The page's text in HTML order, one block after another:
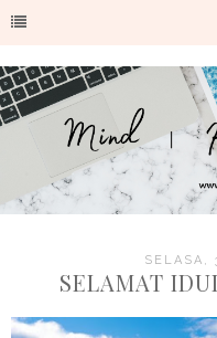
SELASA,
SELAMAT